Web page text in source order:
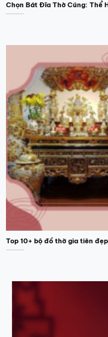
Chọn Bát Đĩa Thờ Cúng: Thể
Top 10+ bộ đồ thờ gia tiên